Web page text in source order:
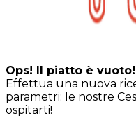
Ops! Il piatto è
Effettua una nuova
parametri: le nostre
ospitarti!